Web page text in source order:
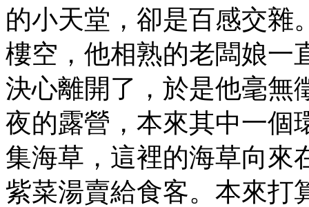
的小天堂，卻是百感交雜
樓空，他相熟的老闆娘一
決心離開了，於是他毫無
夜的露營，本來其中一個
集海草，這裡的海草向來
紫菜湯賣給食客。本來打